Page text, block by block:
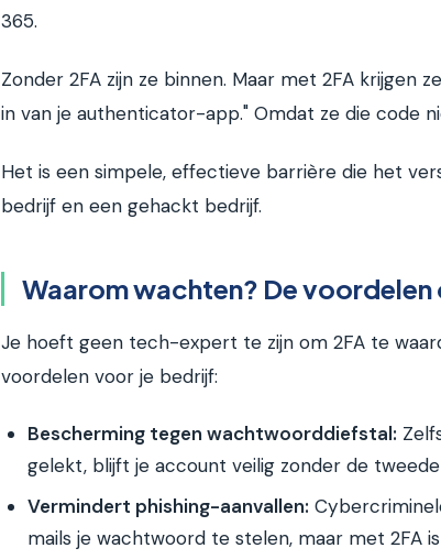
365.
Zonder 2FA zijn ze binnen. Maar met 2FA krijgen
in van je authenticator-app." Omdat ze die code
Het is een simpele, effectieve barrière die het
bedrijf en een gehackt bedrijf.
Waarom wachten? De voordelen
Je hoeft geen tech-expert te zijn om 2FA te
voordelen voor je bedrijf:
Bescherming tegen wachtwoorddiefstal:
gelekt, blijft je account veilig zonder de
Vermindert phishing-aanvallen:
mails je wachtwoord te stelen, maar met 2FA